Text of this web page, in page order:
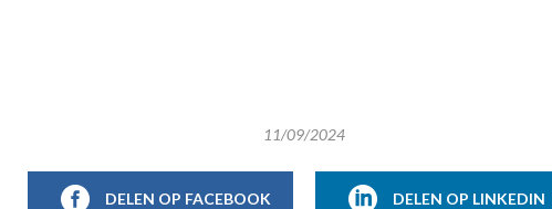
11/09/2024
DELEN OP FACEBOOK DELEN OP LINKEDIN